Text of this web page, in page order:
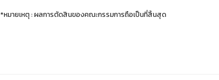
*หมายเหตุ : ผลการตัดสินของคณะกรรมการถือเป็นที่สิ้นสุด